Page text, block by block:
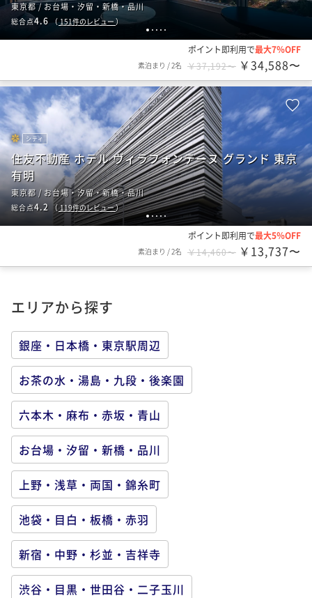
1 2 3 4 5
東京都 / お台場・汐留・新橋・品川
総合点4.6 （151件のレビュー）
ポイント即利用で最大7％OFF
素泊まり /2名 ￥37,192〜 ￥34,588〜
1 2 3 45
シティ
住友不動産 ホテル ヴィラフォンテーヌ グランド 東京
有明
東京都 / お台場・汐留・新橋・品川
総合点4.2 （119件のレビュー）
ポイント即利用で最大5％OFF
素泊まり /2名 ￥14,460〜 ￥13,737〜
エリアから探す
銀座・日本橋・東京駅周辺
お茶の水・湯島・九段・後楽園
六本木・麻布・赤坂・青山
お台場・汐留・新橋・品川
上野・浅草・両国・錦糸町
池袋・目白・板橋・赤羽
新宿・中野・杉並・吉祥寺
渋谷・目黒・世田谷・二子玉川